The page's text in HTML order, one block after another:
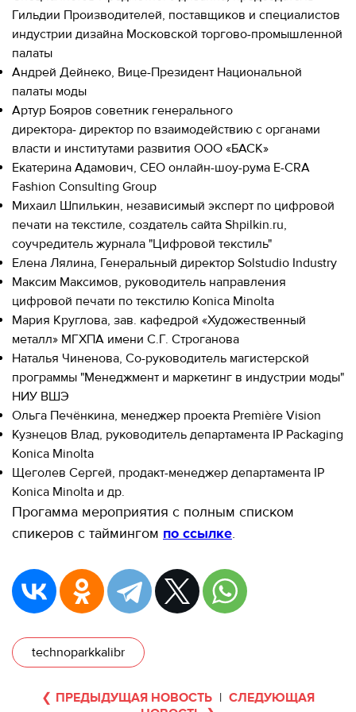
Гильдии Производителей, поставщиков и специалистов
индустрии дизайна Московской торгово-промышленной
палаты
Андрей Дейнеко, Вице-Президент Национальной
палаты моды
Артур Бояров советник генерального
директора- директор по взаимодействию с органами
власти и институтами развития ООО «БАСК»
Екатерина Адамович, CEO онлайн-шоу-рума E-CRA
Fashion Consulting Group
Михаил Шпилькин, независимый эксперт по цифровой
печати на текстиле, создатель сайта Shpilkin.ru,
соучредитель журнала "Цифровой текстиль"
Елена Лялина, Генеральный директор Solstudio Industry
Максим Максимов, руководитель направления
цифровой печати по текстилю Konica Minolta
Мария Круглова, зав. кафедрой «Художественный
металл» МГХПА имени С.Г. Строганова
Наталья Чиненова, Со-руководитель магистерской
программы "Менеджмент и маркетинг в индустрии моды"
НИУ ВШЭ
Ольга Печёнкина, менеджер проекта Première Vision
Кузнецов Влад, руководитель департамента IP Packaging
Konica Minolta
Щеголев Сергей, продакт-менеджер департамента IP
Konica Minolta и др.
Прогамма мероприятия с полным списком
спикеров с таймингом по ссылке.
technoparkkalibr
ПРЕДЫДУЩАЯ НОВОСТЬ | СЛЕДУЮЩАЯ